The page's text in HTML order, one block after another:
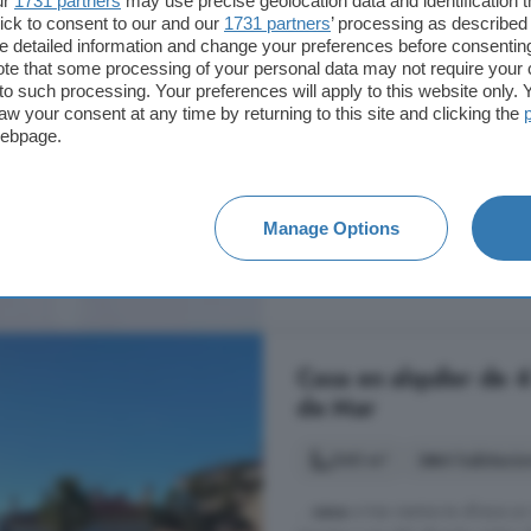
Pisopara temporada de
por 2650 euros 02/08 al 02/
dentro del pueblo. Situado
con salida al balcón y cocina
2° planta
Ascensor
Casa en alquiler de
de Mar
to consent to our and our 1731 partners’ processing as
detailed information and change your preferences before
that some processing of your personal data may not require your
such processing. Your preferences will apply to this website only.
your consent at any time by returning to this site and clicking the
Manage Options